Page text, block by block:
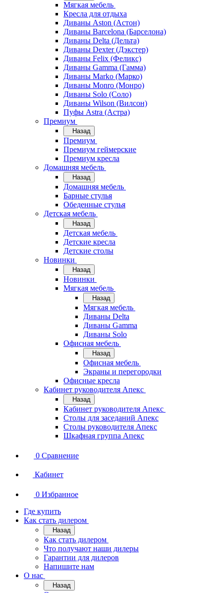
Мягкая мебель
Кресла для отдыха
Диваны Aston (Астон)
Диваны Barcelona (Барселона)
Диваны Delta (Дельта)
Диваны Dexter (Дэкстер)
Диваны Felix (Феликс)
Диваны Gamma (Гамма)
Диваны Marko (Марко)
Диваны Monro (Монро)
Диваны Solo (Соло)
Диваны Wilson (Вилсон)
Пуфы Astra (Астра)
Премиум
Назад
Премиум
Премиум геймерские
Премиум кресла
Домашняя мебель
Назад
Домашняя мебель
Барные стулья
Обеденные стулья
Детская мебель
Назад
Детская мебель
Детские кресла
Детские столы
Новинки
Назад
Новинки
Мягкая мебель
Назад
Мягкая мебель
Диваны Delta
Диваны Gamma
Диваны Solo
Офисная мебель
Назад
Офисная мебель
Экраны и перегородки
Офисные кресла
Кабинет руководителя Апекс
Назад
Кабинет руководителя Апекс
Столы для заседаний Апекс
Столы руководителя Апекс
Шкафная группа Апекс
0 Сравнение
Кабинет
0 Избранное
Где купить
Как стать дилером
Назад
Как стать дилером
Что получают наши дилеры
Гарантии для дилеров
Напишите нам
О нас
Назад